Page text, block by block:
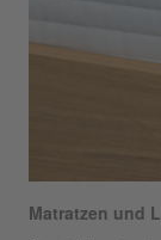
Matratzen und